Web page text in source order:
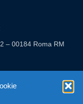
– 00184 Roma RM